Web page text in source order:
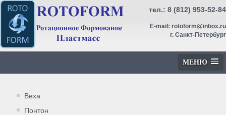
тел.: 8 (812) 953-52-84
E-mail: rotoform@inbox.ru
г. Санкт-Петербург
МЕНЮ
Веха
Понтон